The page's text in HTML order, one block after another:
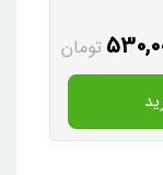
تومان